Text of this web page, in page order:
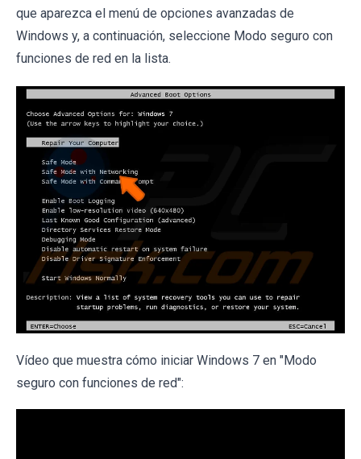
que aparezca el menú de opciones avanzadas de
Windows y, a continuación, seleccione Modo seguro con
funciones de red en la lista.
Vídeo que muestra cómo iniciar Windows 7 en "Modo
seguro con funciones de red":